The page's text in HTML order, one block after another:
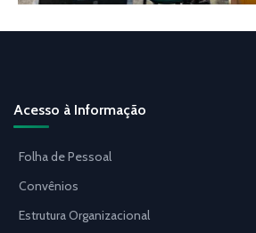
Acesso à Informação
Folha de Pessoal
Convênios
Estrutura Organizacional